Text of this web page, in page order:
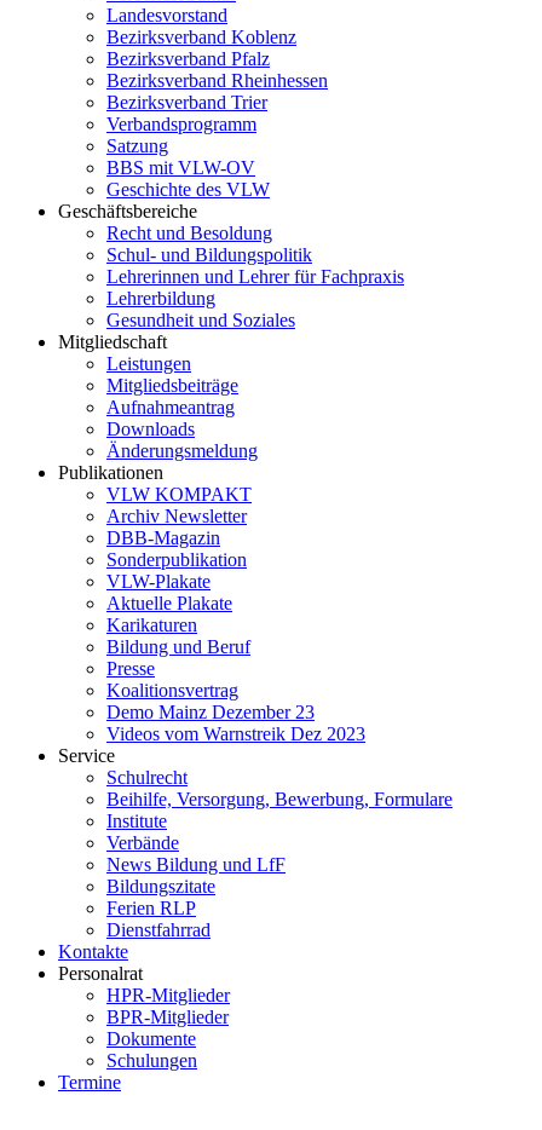
Landesvorstand
Bezirksverband Koblenz
Bezirksverband Pfalz
Bezirksverband Rheinhessen
Bezirksverband Trier
Verbandsprogramm
Satzung
BBS mit VLW-OV
Geschichte des VLW
Geschäftsbereiche
Recht und Besoldung
Schul- und Bildungspolitik
Lehrerinnen und Lehrer für Fachpraxis
Lehrerbildung
Gesundheit und Soziales
Mitgliedschaft
Leistungen
Mitgliedsbeiträge
Aufnahmeantrag
Downloads
Änderungsmeldung
Publikationen
VLW KOMPAKT
Archiv Newsletter
DBB-Magazin
Sonderpublikation
VLW-Plakate
Aktuelle Plakate
Karikaturen
Bildung und Beruf
Presse
Koalitionsvertrag
Demo Mainz Dezember 23
Videos vom Warnstreik Dez 2023
Service
Schulrecht
Beihilfe, Versorgung, Bewerbung, Formulare
Institute
Verbände
News Bildung und LfF
Bildungszitate
Ferien RLP
Dienstfahrrad
Kontakte
Personalrat
HPR-Mitglieder
BPR-Mitglieder
Dokumente
Schulungen
Termine